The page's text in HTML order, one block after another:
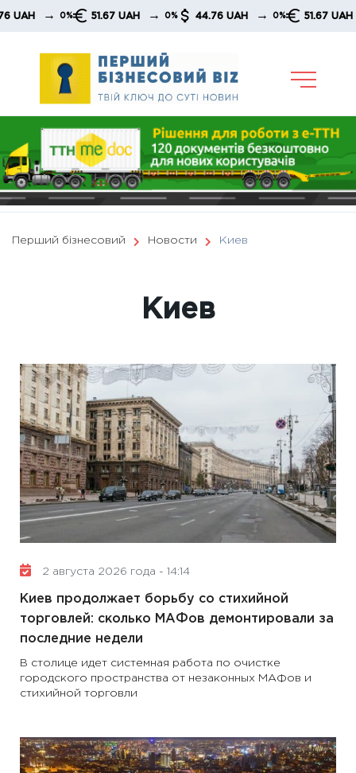
Skip
51.67 UAH → 0% 44.76 UAH → 0% 51.67 UAH → 0%
Перший бізнесовий Новости Киев
Киев
2 августа 2026 года - 14:14
Киев продолжает борьбу со стихийной
торговлей: сколько МАФов демонтировали за
последние недели
В столице идет системная работа по очистке
городского пространства от незаконных МАФов и
стихийной торговли